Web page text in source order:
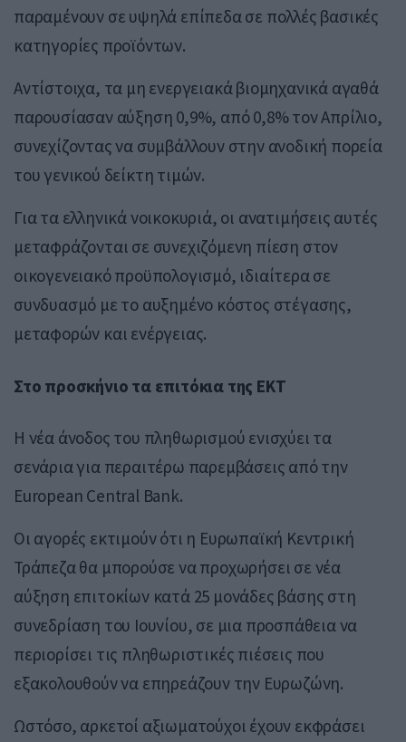
παραμένουν σε υψηλά επίπεδα σε πολλές βασικές
κατηγορίες προϊόντων.
Αντίστοιχα, τα μη ενεργειακά βιομηχανικά αγαθά
παρουσίασαν αύξηση 0,9%, από 0,8% τον Απρίλιο,
συνεχίζοντας να συμβάλλουν στην ανοδική πορεία
του γενικού δείκτη τιμών.
Για τα ελληνικά νοικοκυριά, οι ανατιμήσεις αυτές
μεταφράζονται σε συνεχιζόμενη πίεση στον
οικογενειακό προϋπολογισμό, ιδιαίτερα σε
συνδυασμό με το αυξημένο κόστος στέγασης,
μεταφορών και ενέργειας.
Στο προσκήνιο τα επιτόκια της ΕΚΤ
Η νέα άνοδος του πληθωρισμού ενισχύει τα
σενάρια για περαιτέρω παρεμβάσεις από την
European Central Bank.
Οι αγορές εκτιμούν ότι η Ευρωπαϊκή Κεντρική
Τράπεζα θα μπορούσε να προχωρήσει σε νέα
αύξηση επιτοκίων κατά 25 μονάδες βάσης στη
συνεδρίαση του Ιουνίου, σε μια προσπάθεια να
περιορίσει τις πληθωριστικές πιέσεις που
εξακολουθούν να επηρεάζουν την Ευρωζώνη.
Ωστόσο, αρκετοί αξιωματούχοι έχουν εκφράσει